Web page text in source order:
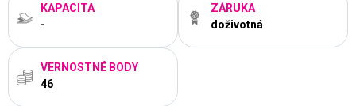
KAPACITA
-
ZÁRUKA
doživotná
VERNOSTNÉ BODY
46